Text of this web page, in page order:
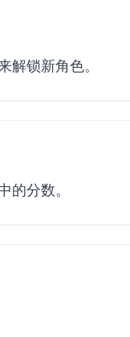
锁新角色。
分数。